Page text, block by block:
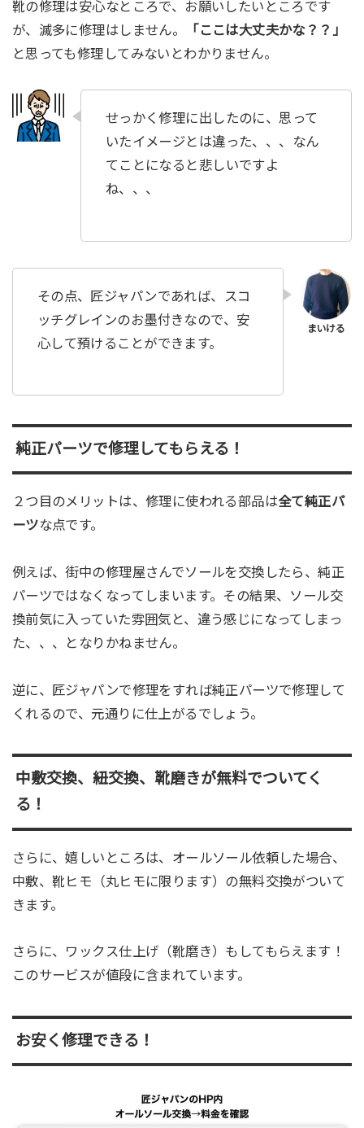
靴の修理は安心なところで、お願いしたいところです
が、滅多に修理はしません。
「ここは大丈夫かな？？」
と思っても修理してみないとわかりません。
せっかく修理に出したのに、思って
いたイメージとは違った、、、なん
てことになると悲しいですよ
ね、、、
その点、匠ジャパンであれば、スコ
ッチグレインのお墨付きなので、安
心して預けることができます。
純正パーツで修理してもらえる！
２つ目のメリットは、修理に使われる部品は全て純正パ
ーツな点です。
例えば、街中の修理屋さんでソールを交換したら、純正
パーツではなくなってしまいます。その結果、ソール交
換前気に入っていた雰囲気と、違う感じになってしまっ
た、、、となりかねません。
逆に、匠ジャパンで修理をすれば純正パーツで修理して
くれるので、元通りに仕上がるでしょう。
中敷交換、紐交換、靴磨きが無料でついてく
る！
さらに、嬉しいところは、オールソール依頼した場合、
中敷、靴ヒモ（丸ヒモに限ります）の無料交換がついて
きます。
さらに、ワックス仕上げ（靴磨き）もしてもらえます！
このサービスが値段に含まれています。
お安く修理できる！